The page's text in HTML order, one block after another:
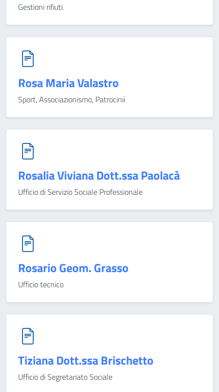
Gestioni rifiuti.
Rosa Maria Valastro
Sport, Associazionismo, Patrocinii
Rosalia Viviana Dott.ssa Paolacà
Ufficio di Servizio Sociale Professionale
Rosario Geom. Grasso
Ufficio tecnico
Tiziana Dott.ssa Brischetto
Ufficio di Segretariato Sociale